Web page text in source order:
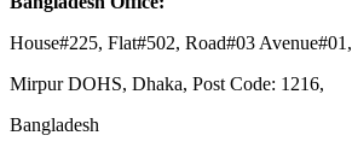
House#225, Flat#502, Road#03 Avenue#01,
Mirpur DOHS, Dhaka, Post Code: 1216,
Bangladesh